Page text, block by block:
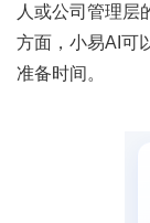
人或公司管理层
方面，小易AI可
准备时间。